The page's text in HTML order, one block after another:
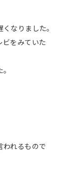
なりました。
ビをみていた
われるもので